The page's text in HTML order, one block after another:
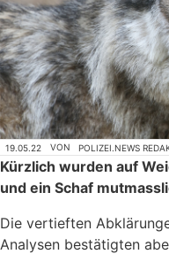
19.05.22 VON POLIZEI.NEWS
Kürzlich wurden auf
und ein Schaf
Die vertieften
Analysen bestätigten